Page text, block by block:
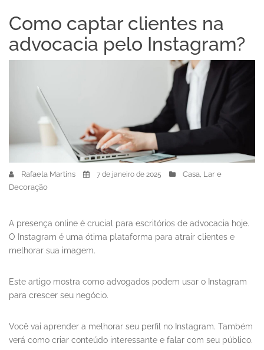
Como captar clientes na
advocacia pelo Instagram?
Rafaela Martins 7 de janeiro de 2025
Casa, Lar e
Decoração
A presença online é crucial para escritórios de advocacia hoje.
O Instagram é uma ótima plataforma para atrair clientes e
melhorar sua imagem.
Este artigo mostra como advogados podem usar o Instagram
para crescer seu negócio.
Você vai aprender a melhorar seu perfil no Instagram. Também
verá como criar conteúdo interessante e falar com seu público.